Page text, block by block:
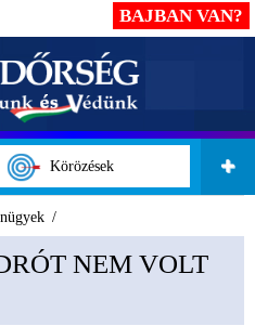
Körözések
BAJBAN VAN?
NEM VOLT